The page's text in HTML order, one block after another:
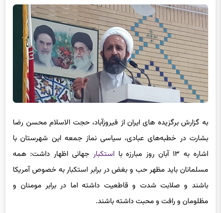
به گزارش برگزیده های ایران از فیروزآباد، حجت الاسلام محسن رضا
بشارت در خطبه‌های عبادی، سیاسی نماز جمعه این شهرستان با
اشاره به ۱۳ آبان روز مبارزه با
استکبار جهانی اظهار داشت: همه
مسلمانان باید مظهر حب و بغض در برابر استکبار به خصوص آمریکا
باشند و صلابت شدت و قاطعیت داشته اما در برابر مومنان و
مظلومان و رافت و محبت داشته باشند.